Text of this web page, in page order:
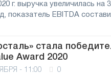
г. выручка увеличилась на
показатель EBITDA
стала
Award 2020
- 11:00 0